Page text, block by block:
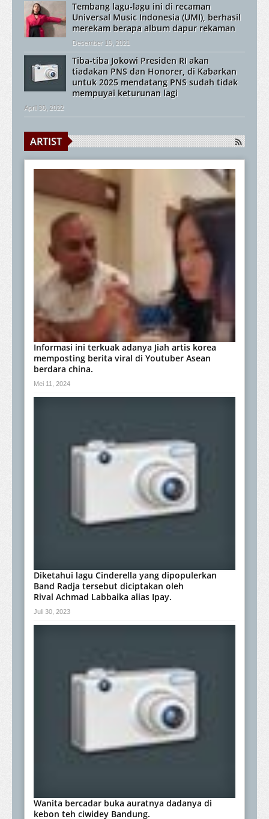
Tembang lagu-lagu ini di recaman
Universal Music Indonesia (UMI), berhasil
merekam berapa album dapur rekaman
Desember 19, 2021
Tiba-tiba Jokowi Presiden RI akan
tiadakan PNS dan Honorer, di Kabarkan
untuk 2025 mendatang PNS sudah tidak
mempuyai keturunan lagi
April 30, 2022
ARTIST
Informasi ini terkuak adanya Jiah artis korea
memposting berita viral di Youtuber Asean
berdara china.
Mei 11, 2024
Diketahui lagu Cinderella yang dipopulerkan
Band Radja tersebut diciptakan oleh
Rival Achmad Labbaika alias Ipay.
Juli 30, 2023
Wanita bercadar buka auratnya dadanya di
kebon teh ciwidey Bandung.